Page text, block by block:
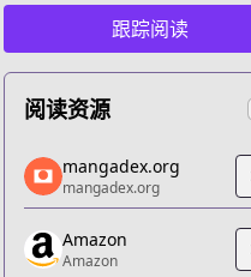
跟踪阅读
阅读资源
mangadex.org
mangadex.org
https://mangadex.org/
Amazon
mangadex.org
mangadex.org
Amazon
Amazon